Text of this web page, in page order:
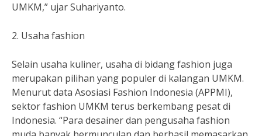
UMKM,” ujar Suhariyanto.
2. Usaha fashion
Selain usaha kuliner, usaha di bidang fashion juga
merupakan pilihan yang populer di kalangan UMKM.
Menurut data Asosiasi Fashion Indonesia (APPMI),
sektor fashion UMKM terus berkembang pesat di
Indonesia. “Para desainer dan pengusaha fashion